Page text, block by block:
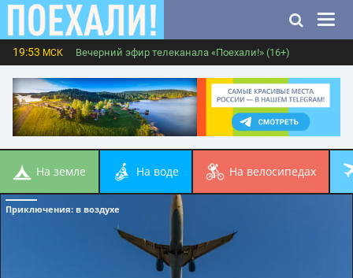
19:53 МСК Вечерний эфир телеканала «Поехали!» (16+)
на земле на воде на велосипедах
Приключения: в воздухе